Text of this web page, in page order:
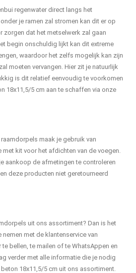
regenwater direct langs het
je ramen zal stromen kan dit er op
zorgen dat het metselwerk zal gaan
begin onschuldig lijkt kan dit extreme
waardoor het zelfs mogelijk kan zijn
moeten vervangen. Hier zit je natuurlijk
is dit relatief eenvoudig te voorkomen
18x11,5/5 cm aan te schaffen via onze
maak je gebruik van
kit voor het afdichten van de voegen.
aankoop de afmetingen te controleren
deze producten niet geretourneerd
uit ons assortiment? Dan is het
met de klantenservice van
bellen, te mailen of te WhatsAppen en
verder met alle informatie die je nodig
18x11,5/5 cm uit ons assortiment.